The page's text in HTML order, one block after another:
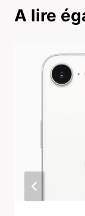
A lire